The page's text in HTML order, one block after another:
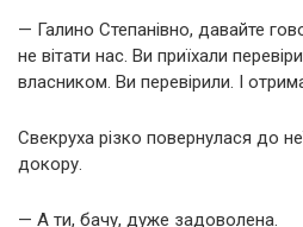
— Галино Степанівно, давайте
не вітати нас. Ви приїхали
власником. Ви перевірили. І
Свекруха різко повернулася до
докору.
— А ти, бачу, дуже задоволена.